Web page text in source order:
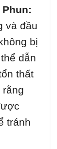
và đầu
bị
dẫn
thất
tránh